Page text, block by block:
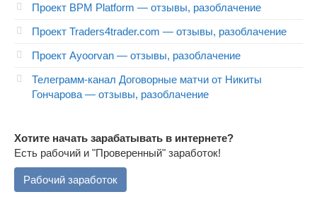
Проект BPM Platform — отзывы, разоблачение
Проект Traders4trader.com — отзывы, разоблачение
Проект Ayoorvan — отзывы, разоблачение
Телеграмм-канал Договорные матчи от Никиты
Гончарова — отзывы, разоблачение
Хотите начать зарабатывать в интернете?
Есть рабочий и "Проверенный" заработок!
Рабочий заработок